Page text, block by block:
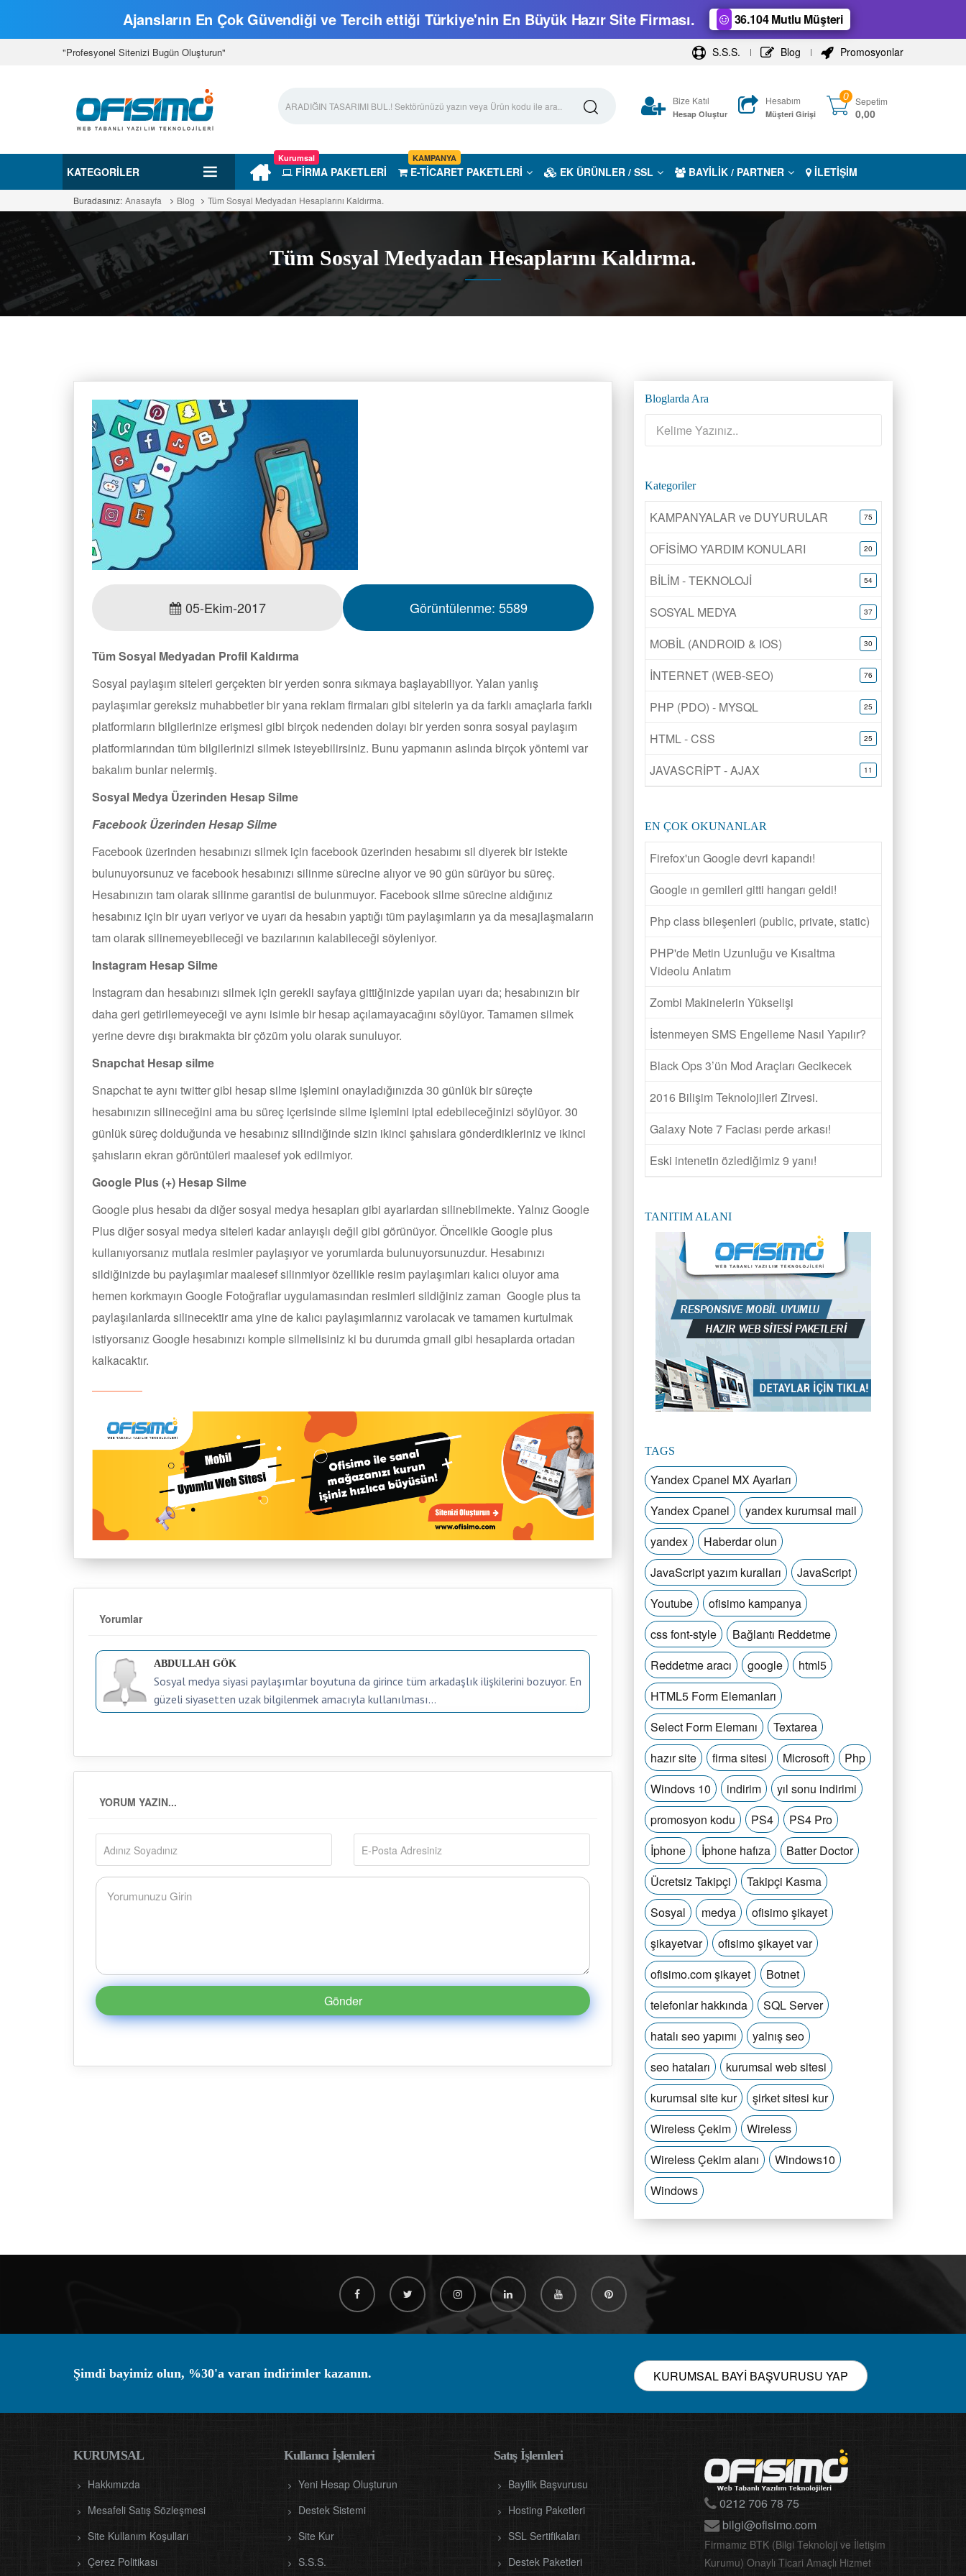
Ajansların En Çok Güvendiği ve Tercih ettiği Türkiye'nin En Büyük Hazır Site Firması. 36.104 Mutlu Müşteri
"Profesyonel Sitenizi Bugün Oluşturun" S.S.S. Blog Promosyonlar
Bize Katıl
Hesap Oluştur
Hesabım
Müşteri Girişi
0 Sepetim
0,00
KATEGORILER FİRMA PAKETLERİ
Kurumsal
E-TİCARET PAKETLERİ
KAMPANYA
EK ÜRÜNLER / SSL BAYİLİK / PARTNER İLETİŞİM
Buradasınız: Anasayfa Blog Tüm Sosyal Medyadan Hesaplarını Kaldırma.
Tüm Sosyal Medyadan Hesaplarını Kaldırma.
05-Ekim-2017 Görüntülenme: 5589
Tüm Sosyal Medyadan Profil Kaldırma
Sosyal paylaşım siteleri gerçekten bir yerden sonra sıkmaya başlayabiliyor. Yalan yanlış
paylaşımlar gereksiz muhabbetler bir yana reklam firmaları gibi sitelerin ya da farklı amaçlarla farklı
platformların bilgilerinize erişmesi gibi birçok nedenden dolayı bir yerden sonra sosyal paylaşım
platformlarından tüm bilgilerinizi silmek isteyebilirsiniz. Bunu yapmanın aslında birçok yöntemi var
bakalım bunlar nelermiş.
Sosyal Medya Üzerinden Hesap Silme
Facebook Üzerinden Hesap Silme
Facebook üzerinden hesabınızı silmek için facebook üzerinden hesabımı sil diyerek bir istekte
bulunuyorsunuz ve facebook hesabınızı silinme sürecine alıyor ve 90 gün sürüyor bu süreç.
Hesabınızın tam olarak silinme garantisi de bulunmuyor. Facebook silme sürecine aldığınız
hesabınız için bir uyarı veriyor ve uyarı da hesabın yaptığı tüm paylaşımların ya da mesajlaşmaların
tam olarak silinemeyebileceği ve bazılarının kalabileceği söyleniyor.
Instagram Hesap Silme
Instagram dan hesabınızı silmek için gerekli sayfaya gittiğinizde yapılan uyarı da; hesabınızın bir
daha geri getirilemeyeceği ve aynı isimle bir hesap açılamayacağını söylüyor. Tamamen silmek
yerine devre dışı bırakmakta bir çözüm yolu olarak sunuluyor.
Snapchat Hesap silme
Snapchat te aynı twitter gibi hesap silme işlemini onayladığınızda 30 günlük bir süreçte
hesabınızın silineceğini ama bu süreç içerisinde silme işlemini iptal edebileceğinizi söylüyor. 30
günlük süreç dolduğunda ve hesabınız silindiğinde sizin ikinci şahıslara gönderdikleriniz ve ikinci
şahısların ekran görüntüleri maalesef yok edilmiyor.
Google Plus (+) Hesap Silme
Google plus hesabı da diğer sosyal medya hesapları gibi ayarlardan silinebilmekte. Yalnız Google
Plus diğer sosyal medya siteleri kadar anlayışlı değil gibi görünüyor. Öncelikle Google plus
kullanıyorsanız mutlala resimler paylaşıyor ve yorumlarda bulunuyorsunuzdur. Hesabınızı
sildiğinizde bu paylaşımlar maalesef silinmiyor özellikle resim paylaşımları kalıcı oluyor ama
hemen korkmayın Google Fotoğraflar uygulamasından resimleri sildiğiniz zaman Google plus ta
paylaşılanlarda silinecektir ama yine de kalıcı paylaşımlarınız varolacak ve tamamen kurtulmak
istiyorsanız Google hesabınızı komple silmelisiniz ki bu durumda gmail gibi hesaplarda ortadan
kalkacaktır.
Yorumlar
ABDULLAH GÖK
Sosyal medya siyasi paylaşımlar boyutuna da girince tüm arkadaşlık ilişkilerini bozuyor. En
güzeli siyasetten uzak bilgilenmek amacıyla kullanılması...
YORUM YAZIN...
Gönder
Bloglarda Ara
Kategoriler
KAMPANYALAR ve DUYURULAR 75
OFİSİMO YARDIM KONULARI 20
BİLİM - TEKNOLOJİ 54
SOSYAL MEDYA 37
MOBİL (ANDROID & IOS) 30
İNTERNET (WEB-SEO) 76
PHP (PDO) - MYSQL 25
HTML - CSS 25
JAVASCRİPT - AJAX 11
EN ÇOK OKUNANLAR
Firefox'un Google devri kapandı!
Google ın gemileri gitti hangarı geldi!
Php class bileşenleri (public, private, static)
PHP'de Metin Uzunluğu ve Kısaltma
Videolu Anlatım
Zombi Makinelerin Yükselişi
İstenmeyen SMS Engelleme Nasıl Yapılır?
Black Ops 3’ün Mod Araçları Gecikecek
2016 Bilişim Teknolojileri Zirvesi.
Galaxy Note 7 Faciası perde arkası!
Eski intenetin özlediğimiz 9 yanı!
TANITIM ALANI
TAGS
Yandex Cpanel MX Ayarları
Yandex Cpanel
yandex kurumsal mail
yandex
Haberdar olun
JavaScript yazım kuralları
JavaScript
Youtube
ofisimo kampanya
css font-style
Bağlantı Reddetme
Reddetme aracı
google
html5
HTML5 Form Elemanları
Select Form Elemanı
Textarea
hazır site
firma sitesi Microsoft
Php
Windovs 10
indirim
yıl sonu indirimi
promosyon kodu
PS4
PS4 Pro
İphone
İphone hafıza
Batter Doctor
Ücretsiz Takipçi
Takipçi Kasma
Sosyal
medya
ofisimo şikayet
şikayetvar
ofisimo şikayet var
ofisimo.com şikayet
Botnet
telefonlar hakkında
SQL Server
hatalı seo yapımı
yalnış seo
seo hataları
kurumsal web sitesi
kurumsal site kur
şirket sitesi kur
Wireless Çekim
Wireless
Wireless Çekim alanı
Windows10
Windows
Şimdi bayimiz olun, %30'a varan indirimler kazanın. KURUMSAL BAYİ BAŞVURUSU YAP
KURUMSAL
Hakkımızda
Mesafeli Satış Sözleşmesi
Site Kullanım Koşulları
Çerez Politikası
Kullanıcı İşlemleri
Yeni Hesap Oluşturun
Destek Sistemi
Site Kur
S.S.S.
Satış İşlemleri
Bayilik Başvurusu
Hosting Paketleri
SSL Sertifikaları
Destek Paketleri
0212 706 78 75
bilgi@ofisimo.com
Firmamız BTK (Bilgi Teknoloji ve İletişim
Kurumu) Onaylı Ticari Amaçlı Hizmet